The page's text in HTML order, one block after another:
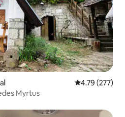
Calificación
4.79 (277)
Myrtus